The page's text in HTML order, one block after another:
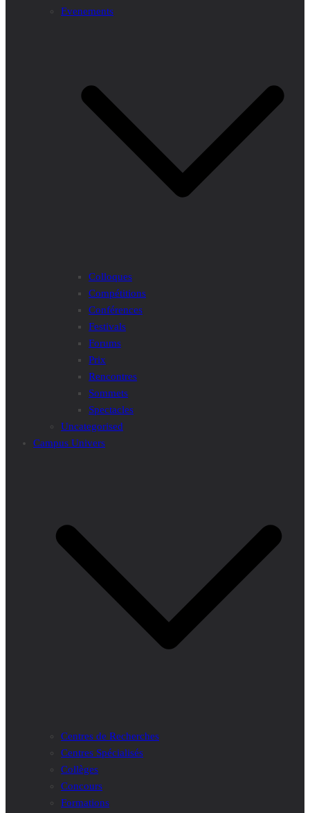
Evenements
Colloques
Compétitions
Conférences
Festivals
Forums
Prix
Rencontres
Sommets
Spectacles
Uncategorised
Campus Univers
Centres de Recherches
Centres Spécialisés
Collèges
Concours
Formations